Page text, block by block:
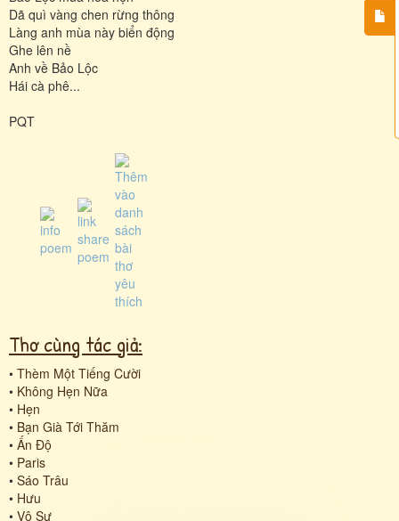
Dã quì vàng chen rừng thông
Làng anh mùa này biển động
Ghe lên nề
Anh về Bảo Lộc
Hái cà phê...
PQT
Thơ cùng tác giả:
• Thèm Một Tiếng Cười
• Không Hẹn Nữa
• Hẹn
• Bạn Già Tới Thăm
• Ấn Độ
• Paris
• Sáo Trâu
• Hưu
• Vô Sự